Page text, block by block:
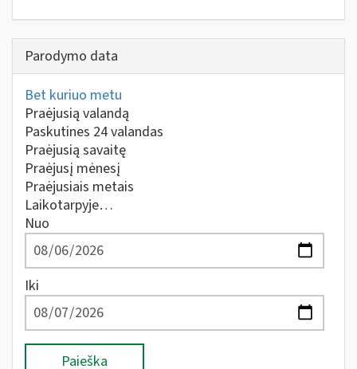
Parodymo data
Bet kuriuo metu
Praėjusią valandą
Paskutines 24 valandas
Praėjusią savaitę
Praėjusį mėnesį
Praėjusiais metais
Laikotarpyje…
Nuo
Iki
Paieška